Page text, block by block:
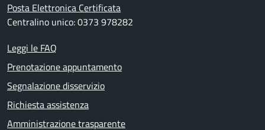
Posta Elettronica Certificata
Centralino unico: 0373 978282
Leggi le FAQ
Prenotazione appuntamento
Segnalazione disservizio
Richiesta assistenza
Amministrazione trasparente